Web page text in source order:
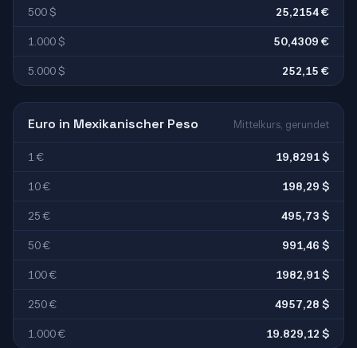
500 $ 25,2154 €
1.000 $ 50,4309 €
5.000 $ 252,15 €
Euro in Mexikanischer Peso Mittelkurs, gerundet
1 € 19,8291 $
10 € 198,29 $
25 € 495,73 $
50 € 991,46 $
100 € 1982,91 $
250 € 4957,28 $
1.000 € 19.829,12 $